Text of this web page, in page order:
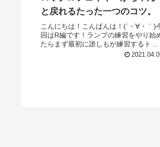
と戻れるたった一つのコツ。
こんにちは！こんばんは！(´・∀・｀)
回はR編です！ランプの練習をやり始
たらまず最初に誰しもが練習するトリ
ック、ロックtoフェイキー超初心者ト